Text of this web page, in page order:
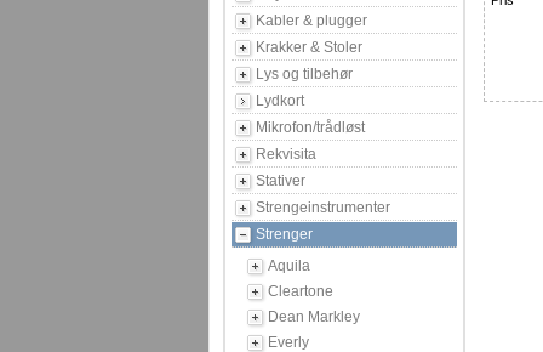
Kabler & plugger
Krakker & Stoler
Lys og tilbehør
Lydkort
Mikrofon/trådløst
Rekvisita
Stativer
Strengeinstrumenter
Strenger
Aquila
Cleartone
Dean Markley
Everly